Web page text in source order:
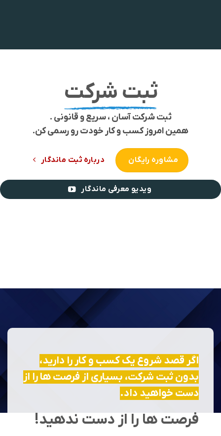
ثبت شرکت
ثبت شرکت آسان ، سریع و قانونی .
همین امروز کسب و کار خودت رو رسمی کن.
مشاوره رایگان درباره ثبت ماندگار
ویدیو معرفی ماندگار
اگر قصد شروع یک کسب و کار را دارید،
بدون ثبت شرکت، بسیاری از فرصت ها را از
دست خواهید داد.
فرصت ها را از دست ندهید!